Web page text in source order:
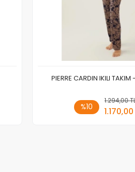
PIERRE CARDIN IKILI TAKIM
%10
1.294,00